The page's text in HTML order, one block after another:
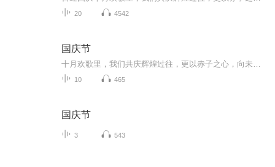
20 4542
国庆节
10 465
国庆节
3 543